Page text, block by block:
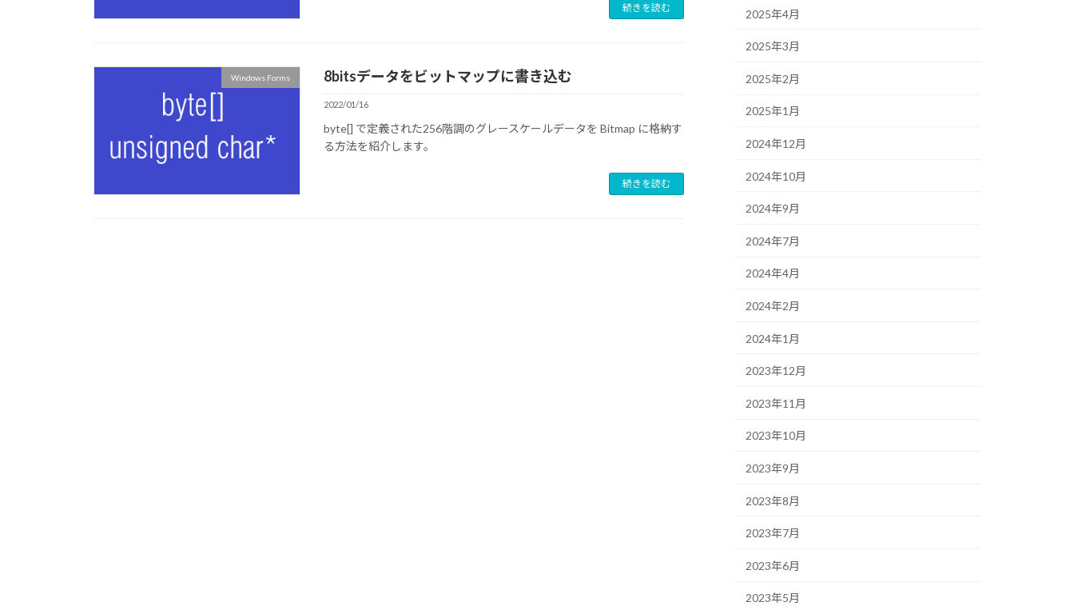
続きを読む
Windows Forms 8bitsデータをビットマップに書き込む
2022/01/16
byte[] で定義された256階調のグレースケールデータを Bitmap に格納す
る方法を紹介します。
続きを読む
2025年4月
2025年3月
2025年2月
2025年1月
2024年12月
2024年10月
2024年9月
2024年7月
2024年4月
2024年2月
2024年1月
2023年12月
2023年11月
2023年10月
2023年9月
2023年8月
2023年7月
2023年6月
2023年5月